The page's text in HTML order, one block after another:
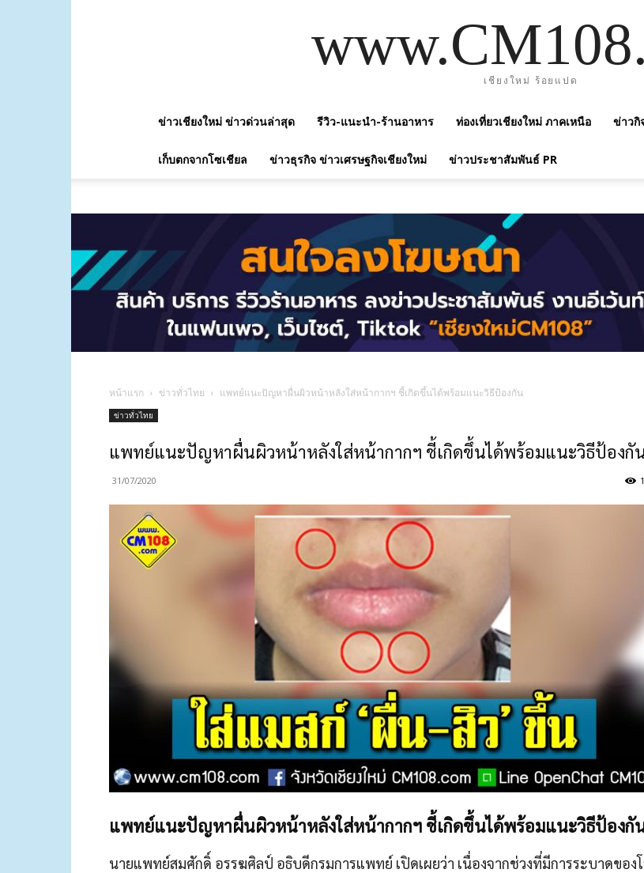
เชียงใหม่ ร้อยแปด
ข่าวเชียงใหม่ ข่าวด่วนล่าสุด รีวิว-แนะนำ-ร้านอาหาร ท่องเที่ยวเชียงใหม่ ภาคเหนือ ข่าวกิ
เก็บตกจากโซเชียล ข่าวธุรกิจ ข่าวเศรษฐกิจเชียงใหม่ ข่าวประชาสัมพันธ์ PR
หน้าแรก ข่าวทั่วไทย แพทย์แนะปัญหาผื่นผิวหน้าหลังใส่หน้ากากฯ ชี้เกิดขึ้นได้พร้อมแนะวิธีป้องกัน
ข่าวทั่วไทย
แพทย์แนะปัญหาผื่นผิวหน้าหลังใส่หน้ากากฯ ชี้เกิดขึ้นได้พร้อมแนะวิธีป้องกั
31/07/2020
แพทย์แนะปัญหาผื่นผิวหน้าหลังใส่หน้ากากฯ ชี้เกิดขึ้นได้พร้อมแนะวิธีป้องกั
นายแพทย์สมศักดิ์ อรรฆศิลป์ อธิบดีกรมการแพทย์ เปิดเผยว่า เนื่องจากช่วงที่มีการระบาดของ